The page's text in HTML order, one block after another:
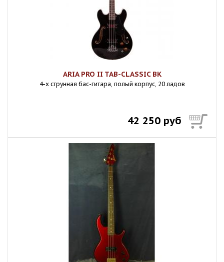
ARIA PRO II TAB-CLASSIC BK
4-х струнная бас-гитара, полый корпус, 20 ладов
42 250 руб